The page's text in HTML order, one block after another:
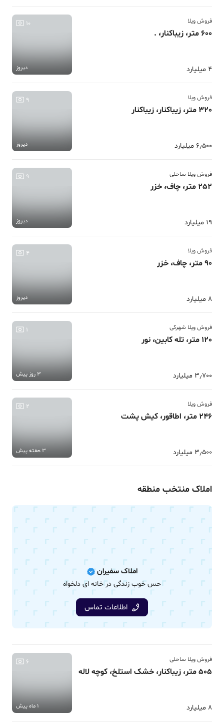
فروش ویلا
600 متر، زیباکنار، .
4 میلیارد
10
دیروز
فروش ویلا
320 متر، زیباکنار، زیباکنار
6٫500 میلیارد
9
دیروز
فروش ویلا ساحلی
252 متر، چاف، خزر
19 میلیارد
9
دیروز
فروش ویلا
90 متر، چاف، خزر
8 میلیارد
4
دیروز
فروش ویلا شهرکی
120 متر، تله کابین، نور
3٫700 میلیارد
1
3 روز پیش
فروش ویلا
246 متر، اطاقور، کیش پشت
3٫500 میلیارد
2
3 هفته پیش
املاک منتخب منطقه
املاک سفیران
حس خوب زندگی در خانه ای دلخواه
اطلاعات تماس
فروش ویلا ساحلی
505 متر، زیباکنار، خشک استلخ، کوچه لاله
8 میلیارد
6
1 ماه پیش